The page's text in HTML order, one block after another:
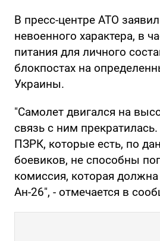
В пресс-центре АТО
невоенного характера, в
питания для личного
блокпостах на
Украины.
"Самолет двигался на
связь с ним
ПЗРК, которые есть, по
боевиков, не способны
комиссия, которая
Ан-26", - отмечается в